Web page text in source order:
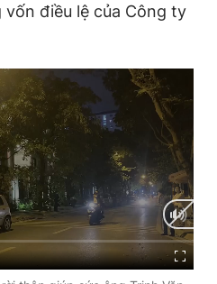
điều lệ của Công ty